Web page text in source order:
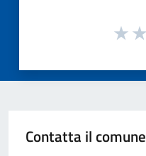
Contatta il comune